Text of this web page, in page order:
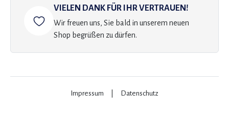
VIELEN DANK FÜR IHR VERTRAUEN!
Wir freuen uns, Sie bald in unserem neuen
Shop begrüßen zu dürfen.
Impressum Datenschutz